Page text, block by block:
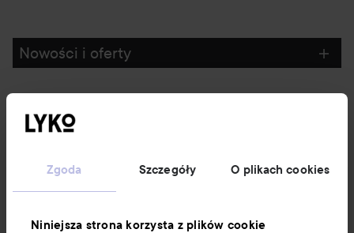
Zgoda Szczegóły O plikach cookies
Niniejsza strona korzysta z plików cookie
Nowości i oferty
Obsługa klienta
Informacje